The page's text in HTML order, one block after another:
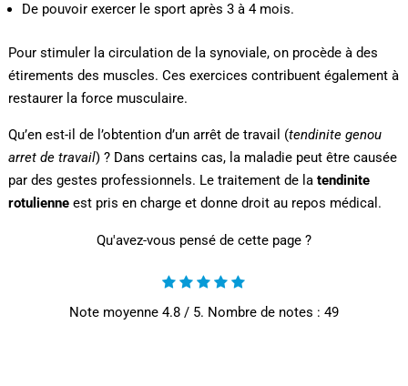
De pouvoir exercer le sport après 3 à 4 mois.
Pour stimuler la circulation de la synoviale, on procède à des
étirements des muscles. Ces exercices contribuent également à
restaurer la force musculaire.
Qu’en est-il de l’obtention d’un arrêt de travail (tendinite genou
arret de travail) ? Dans certains cas, la maladie peut être causée
par des gestes professionnels. Le traitement de la tendinite
rotulienneest pris en charge et donne droit au repos médical.
Qu'avez-vous pensé de cette page ?
Note moyenne 4.8/ 5. Nombre de notes : 49